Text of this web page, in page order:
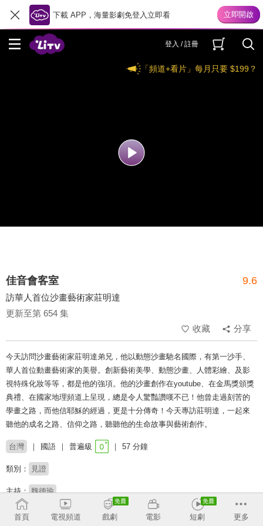
下載 APP，海量影劇免登入立即看
登入 / 註冊
「頻道+看片」每月只要 $199？
佳音會客室 9.6
訪華人首位沙畫藝術家莊明達
更新至第 654 集
收藏
分享
今天訪問沙畫藝術家莊明達弟兄，他以動態沙畫馳名國際，有第一沙手、
華人首位動畫藝術家的美譽。創新藝術美學、動態沙畫、人體彩繪、及影
視特殊化妝等等，都是他的強項。他的沙畫創作在youtube、在金馬獎頒獎
典禮、在國家地理頻道上呈現，總是令人驚豔讚嘆不已！他曾走過刻苦的
學畫之路，而他信耶穌的經過，更是十分傳奇！今天專訪莊明達，一起來
聽他的成名之路、信仰之路，聽聽他的生命故事與藝術創作。
台灣 國語 普遍級 57 分鐘
類別： 見證
主持： 魏德瑜
首頁 電視頻道 戲劇 電影 短劇 更多